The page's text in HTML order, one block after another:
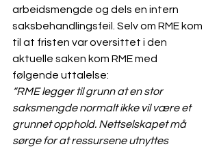
arbeidsmengde og dels en intern
saksbehandlingsfeil. Selv om RME kom
til at fristen var oversittet i den
aktuelle saken kom RME med
følgende uttalelse:
“RME legger til grunn at en stor
saksmengde normalt ikke vil være et
grunnet opphold. Nettselskapet må
sørge for at ressursene utnyttes